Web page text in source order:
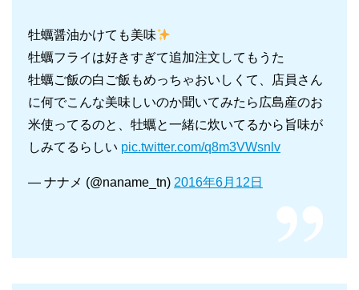
牡蠣醤油かけても美味
牡蠣フライは好きすぎて追加注文してもうた
牡蠣ご飯の白ご飯もめっちゃおいしくて、店員さん
に何でこんな美味しいのか聞いてみたら広島産のお
米使ってるのと、牡蠣と一緒に炊いてるから旨味が
しみてるらしい pic.twitter.com/q8m3VWsnlv
— ナナメ (@naname_tn) 2016年6月12日